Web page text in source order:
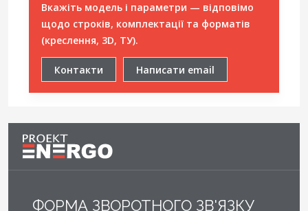
Вкажіть модель і параметри — відповімо
щодо строків, комплектації та форматів
(креслення, 3D, ТУ).
Контакти Написати email
ФОРМА ЗВОРОТНОГО ЗВ'ЯЗКУ